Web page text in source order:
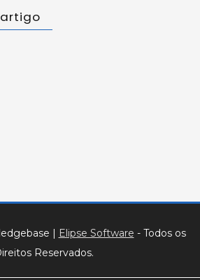
Elipse Software - Todos os
Reservados.